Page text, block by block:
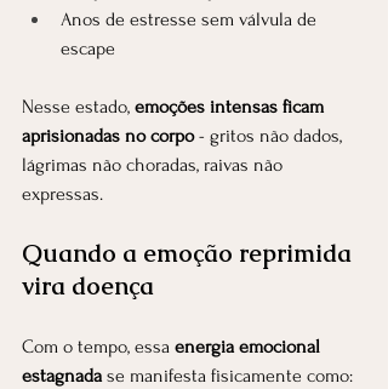
Anos de estresse sem válvula de
escape
Nesse estado, emoções intensas ficam
aprisionadas no corpo - gritos não dados,
lágrimas não choradas, raivas não
expressas.
Quando a emoção reprimida
vira doença
Com o tempo, essa energia emocional
estagnada se manifesta fisicamente como: